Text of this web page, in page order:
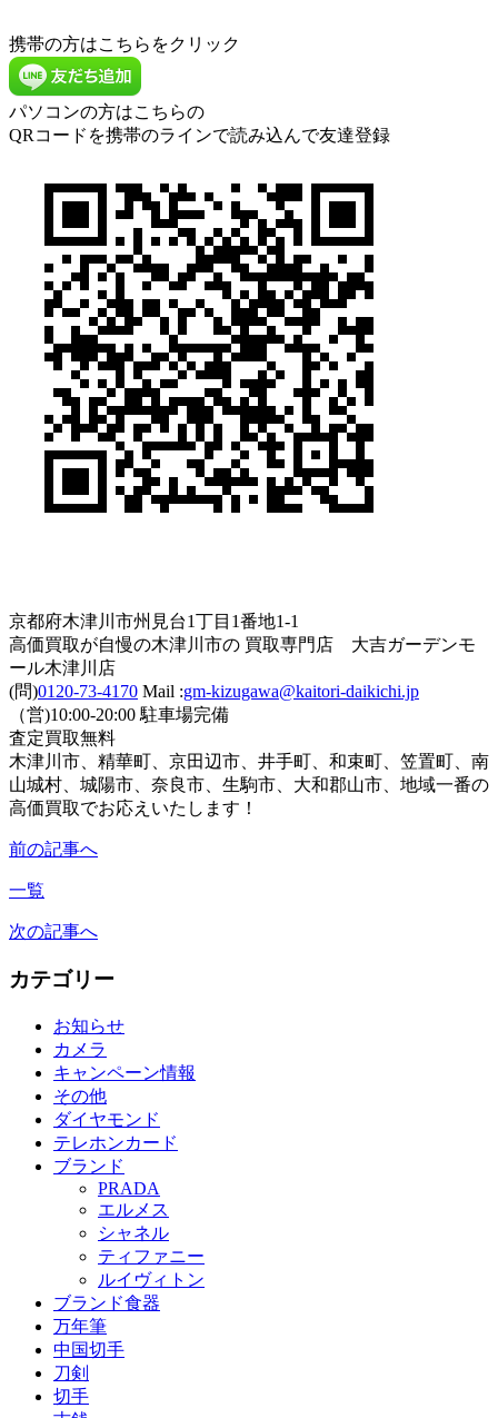
携帯の方はこちらをクリック
パソコンの方はこちらの
QRコードを携帯のラインで読み込んで友達登録
京都府木津川市州見台1丁目1番地1-1
高価買取が自慢の木津川市の 買取専門店 大吉ガーデンモ
ール木津川店
(問)0120-73-4170 Mail :gm-kizugawa@kaitori-daikichi.jp
（営)10:00-20:00 駐車場完備
査定買取無料
木津川市、精華町、京田辺市、井手町、和束町、笠置町、南
山城村、城陽市、奈良市、生駒市、大和郡山市、地域一番の
高価買取でお応えいたします！
前の記事へ
一覧
次の記事へ
カテゴリー
お知らせ
カメラ
キャンペーン情報
その他
ダイヤモンド
テレホンカード
ブランド
PRADA
エルメス
シャネル
ティファニー
ルイヴィトン
ブランド食器
万年筆
中国切手
刀剣
切手